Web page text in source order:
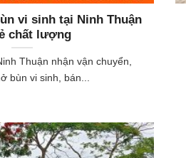
vi sinh tại Ninh Thuận
chất lượng
Thuận nhận vận chuyển,
bùn vi sinh, bán...